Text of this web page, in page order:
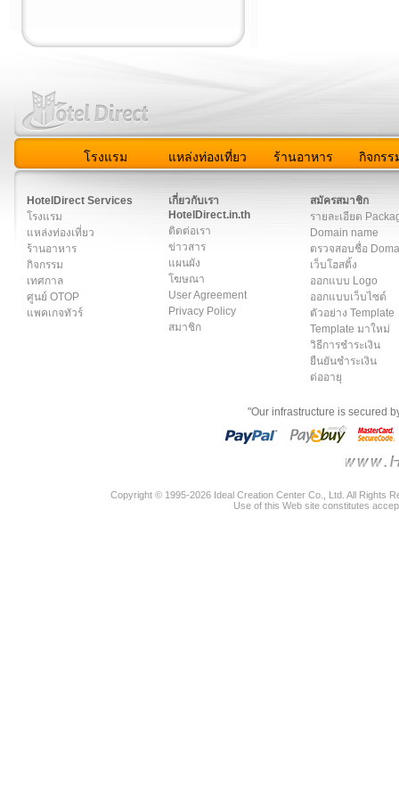
โรงแรม แหล่งท่องเที่ยว ร้านอาหาร กิจกรร
HotelDirect Services
โรงแรม
แหล่งท่องเที่ยว
ร้านอาหาร
กิจกรรม
เทศกาล
ศูนย์ OTOP
แพคเกจทัวร์
เกี่ยวกับเรา
HotelDirect.in.th
ติดต่อเรา
ข่าวสาร
แผนผัง
โฆษณา
User Agreement
Privacy Policy
สมาชิก
สมัครสมาชิก
รายละเอียด
Domain name
ตรวจสอบชื่อ
เว็บโฮสติ้ง
ออกแบบ Logo
ออกแบบเว็บไซต์
ตัวอย่าง Template
Template มาใหม่
วิธีการชำระเงิน
ยืนยันชำระเงิน
ต่ออายุ
"Our infrastructure is secured
Copyright © 1995-2026 Ideal Creation Center Co., Ltd. All Rights
Use of this Web site constitutes